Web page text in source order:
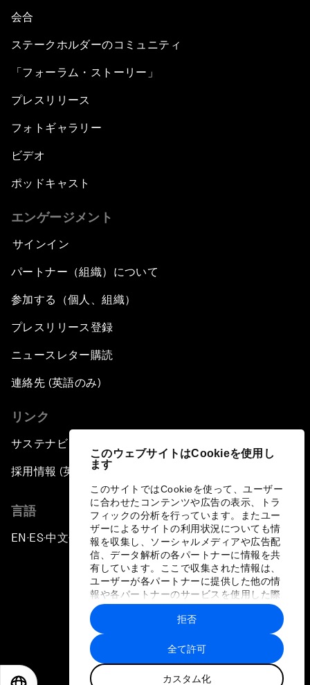
このウェブサイトはCookieを使用し
ます
このサイトではCookieを使って、ユーザー
に合わせたコンテンツや広告の表示、トラ
フィックの分析を行っています。またユー
ザーによるサイトの利用状況についても情
報を収集し、ソーシャルメディアや広告配
信、データ解析の各パートナーに情報を共
有しています。ここで収集された情報は、
ユーザーが各パートナーに提供した他の情
報や各パートナーのサービスを使用した際
に収集された情報と組み合わされ、各パー
トナーによって使用されることがありま
す。
全て許可
カスタム化
拒否
会合
ステークホルダーのコミュニティ
「フォーラム・ストーリー」
プレスリリース
フォトギャラリー
ビデオ
ポッドキャスト
エンゲージメント
サインイン
パートナー（組織）について
参加する（個人、組織）
プレスリリース登録
ニュースレター購読
連絡先 (英語のみ)
リンク
サステナビリティへの取り組み
採用情報 (英語のみ)
言語
EN ▪ ES▪中文▪ 日本語
プライバシーポリシーと利用規約
サイトマップ